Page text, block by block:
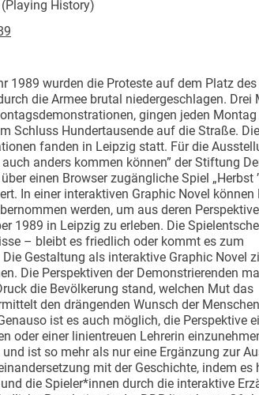
History)
1989 wurden die Proteste auf dem Platz des
die Armee brutal niedergeschlagen. Drei
gingen jeden Montag
Schluss Hundertausende auf die Straße. Die
fanden in Leipzig statt. Für die
anders kommen können” der Stiftung
einen Browser zugängliche Spiel „Herbst
In einer interaktiven Graphic Novel können
werden, um aus deren
1989 in Leipzig zu erleben. Die
– bleibt es friedlich oder kommt es zum
Gestaltung als interaktive Graphic Novel
Die Perspektiven der Demonstrierenden
die Bevölkerung stand, welchen Mut das
den drängenden Wunsch der
ist es auch möglich, die Perspektive
oder einer linientreuen Lehrerin
ist so mehr als nur eine Ergänzung zur
mit der Geschichte, indem es
die Spieler*innen durch die interaktive